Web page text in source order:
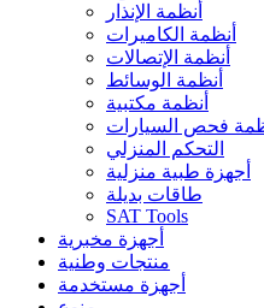
أنظمة الإنذار
أنظمة الكاميرات
أنظمة الإتصالات
أنظمة الوسائط
أنظمة مكتبية
فحص السيارات
التحكم المنزلي
أجهزة طبية منزلية
طاقات بديلة
SAT Tools
أجهزة مخبرية
منتجات وطنية
أجهزة مستخدمة